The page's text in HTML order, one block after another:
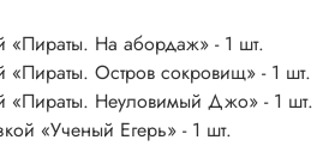
«Пираты. На абордаж» - 1 шт.
«Пираты. Остров сокровищ» - 1 шт.
«Пираты. Неуловимый Джо» - 1 шт.
«Ученый Егерь» - 1 шт.